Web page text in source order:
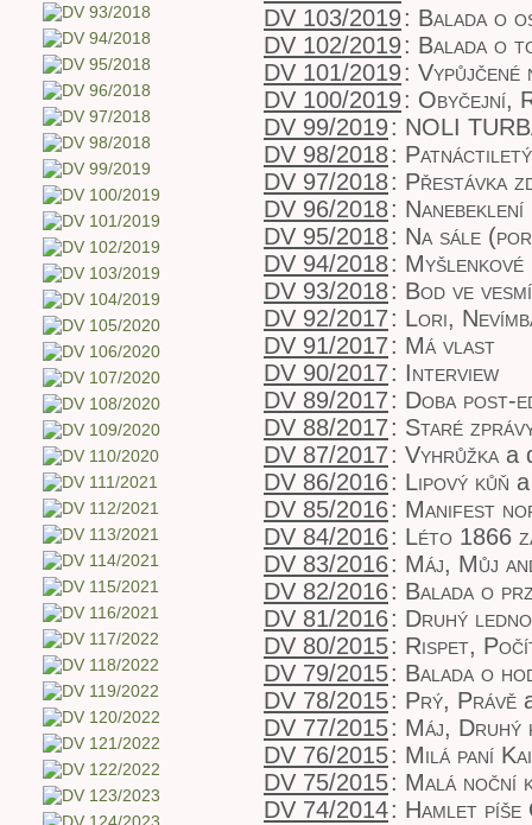
DV 103/2019: Balada o
DV 102/2019: Balada o
DV 101/2019: Vypůjčené
DV 100/2019: Obyčejní,
DV 99/2019: NOLI
DV 98/2018:
DV 97/2018: Přestávka
DV 96/2018: Nanebeklení
DV 95/2018: Na sále
DV 94/2018: Myšlenkové
DV 93/2018: Bod ve
DV 92/2017: Lori,
DV 91/2017: Má vlast
DV 90/2017: Interview
DV 89/2017: Doba post-
DV 88/2017: Staré
DV 87/2017: Vyhrůžka a
DV 86/2016: Lipový kůň
DV 85/2016: Manifest
DV 84/2016: Léto 1866
DV 83/2016: Máj, Můj
DV 82/2016: Balada o
DV 81/2016: Druhý
DV 80/2015: Rispet,
DV 79/2015: Balada o
DV 78/2015: Prý, Právě
DV 77/2015: Máj, Druhý
DV 76/2015: Milá paní
DV 75/2015: Malá noční
DV 74/2014: Hamlet